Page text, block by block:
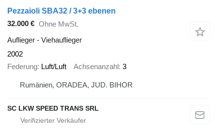
Pezzaioli SBA32 / 3+3 ebenen
32.000 € Ohne MwSt.
Auflieger - Viehauflieger
2002
Federung Luft/Luft Achsenanzahl 3
Rumänien, ORADEA, JUD. BIHOR
SC LKW SPEED TRANS SRL